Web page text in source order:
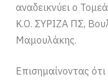
αναδεικνύει ο
Κ.Ο. ΣΥΡΙΖΑ ΠΣ,
Μαμουλάκης.
Επισημαίνοντας